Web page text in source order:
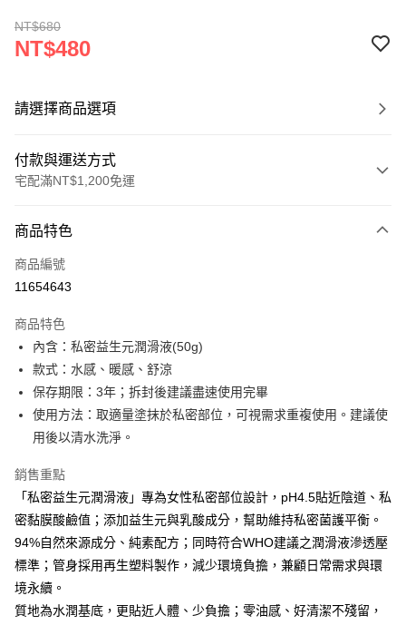
NT$680
NT$480
請選擇商品選項
付款與運送方式
宅配滿NT$1,200免運
信用卡一次付款
超商取貨付款
Apple Pay
街口支付
悠遊付
Google Pay
全盈+PAY
【關於「AFTEE先享後付」】
AFTEE先享後付是「在收到商品之後才付款」的支付方式。 讓您購物簡單
便利好安心！
１．簡單：不需註冊會員、不需綁卡、不需儲值。
２．便利：只要手機號碼，簡訊認證，即可結帳。
ATM付款
運送方式
商品特色
商品編號
11654643
商品特色
內含：私密益生元潤滑液(50g)
款式：水感、暖感、舒涼
保存期限：3年；拆封後建議盡速使用完畢
使用方法：取適量塗抹於私密部位，可視需求重複使用。建議使
用後以清水洗淨。
銷售重點
「私密益生元潤滑液」專為女性私密部位設計，pH4.5貼近陰道、私
密黏膜酸鹼值；添加益生元與乳酸成分，幫助維持私密菌護平衡。
94%自然來源成分、純素配方；同時符合WHO建議之潤滑液滲透壓
標準；管身採用再生塑料製作，減少環境負擔，兼顧日常需求與環
境永續。
質地為水潤基底，更貼近人體、少負擔；零油感、好清潔不殘留，